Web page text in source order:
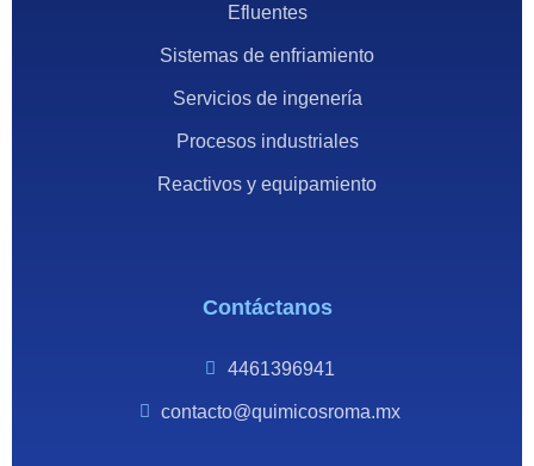
Efluentes
Sistemas de enfriamiento
Servicios de ingenería
Procesos industriales
Reactivos y equipamiento
Contáctanos
4461396941
contacto@quimicosroma.mx